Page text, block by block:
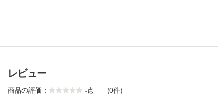
レビュー
商品の評価： -点 (0件)